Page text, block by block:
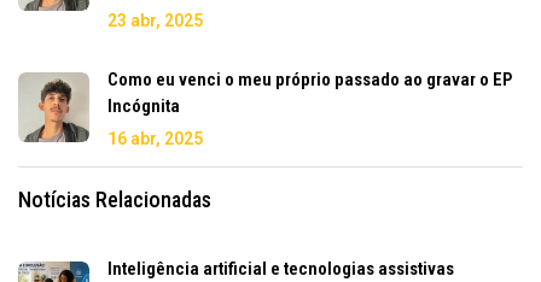
23 abr, 2025
Como eu venci o meu próprio passado ao gravar o EP
Incógnita
16 abr, 2025
Notícias Relacionadas
Inteligência artificial e tecnologias assistivas